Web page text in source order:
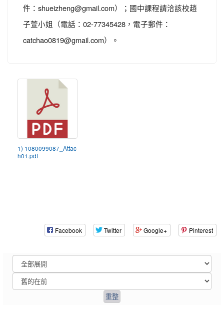
件：shueizheng@gmail.com）；國中課程請洽該校趙
子萱小姐（電話：02-77345428，電子郵件：
catchao0819@gmail.com）。
1) 1080099087_Attac
h01.pdf
Facebook Twitter Google+ Pinterest